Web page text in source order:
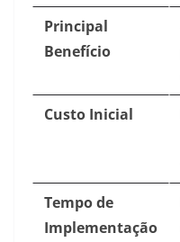
Principal
Benefício
Custo Inicial
Tempo de
Implementação